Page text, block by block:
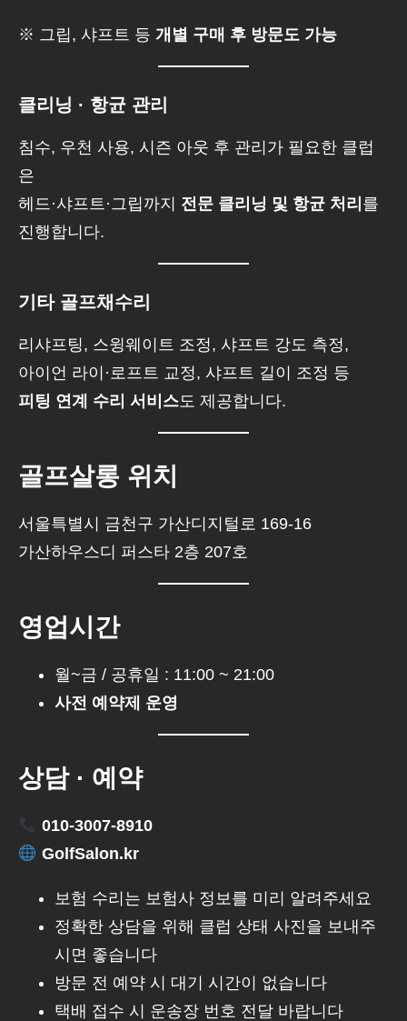
※ 그립, 샤프트 등 개별 구매 후 방문도 가능
클리닝 · 항균 관리
침수, 우천 사용, 시즌 아웃 후 관리가 필요한 클럽
은
헤드·샤프트·그립까지 전문 클리닝 및 항균 처리 를
진행합니다.
기타 골프채수리
리샤프팅, 스윙웨이트 조정, 샤프트 강도 측정,
아이언 라이·로프트 교정, 샤프트 길이 조정 등
피팅 연계 수리 서비스도 제공합니다.
골프살롱 위치
서울특별시 금천구 가산디지털로 169-16
가산하우스디 퍼스타 2층 207호
영업시간
월~금 / 공휴일 : 11:00 ~ 21:00
사전 예약제 운영
상담 · 예약
010-3007-8910
GolfSalon.kr
보험 수리는 보험사 정보를 미리 알려주세요
정확한 상담을 위해 클럽 상태 사진을 보내주
시면 좋습니다
방문 전 예약 시 대기 시간이 없습니다
택배 접수 시 운송장 번호 전달 바랍니다